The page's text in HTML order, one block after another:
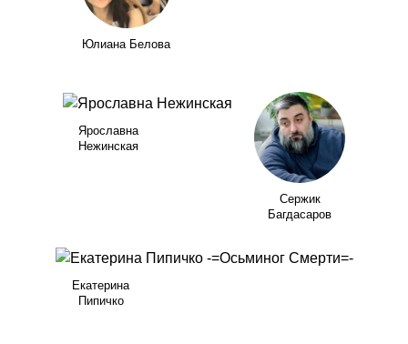
Юлиана Белова
Ярославна
Нежинская
Сержик
Багдасаров
Екатерина
Пипичко